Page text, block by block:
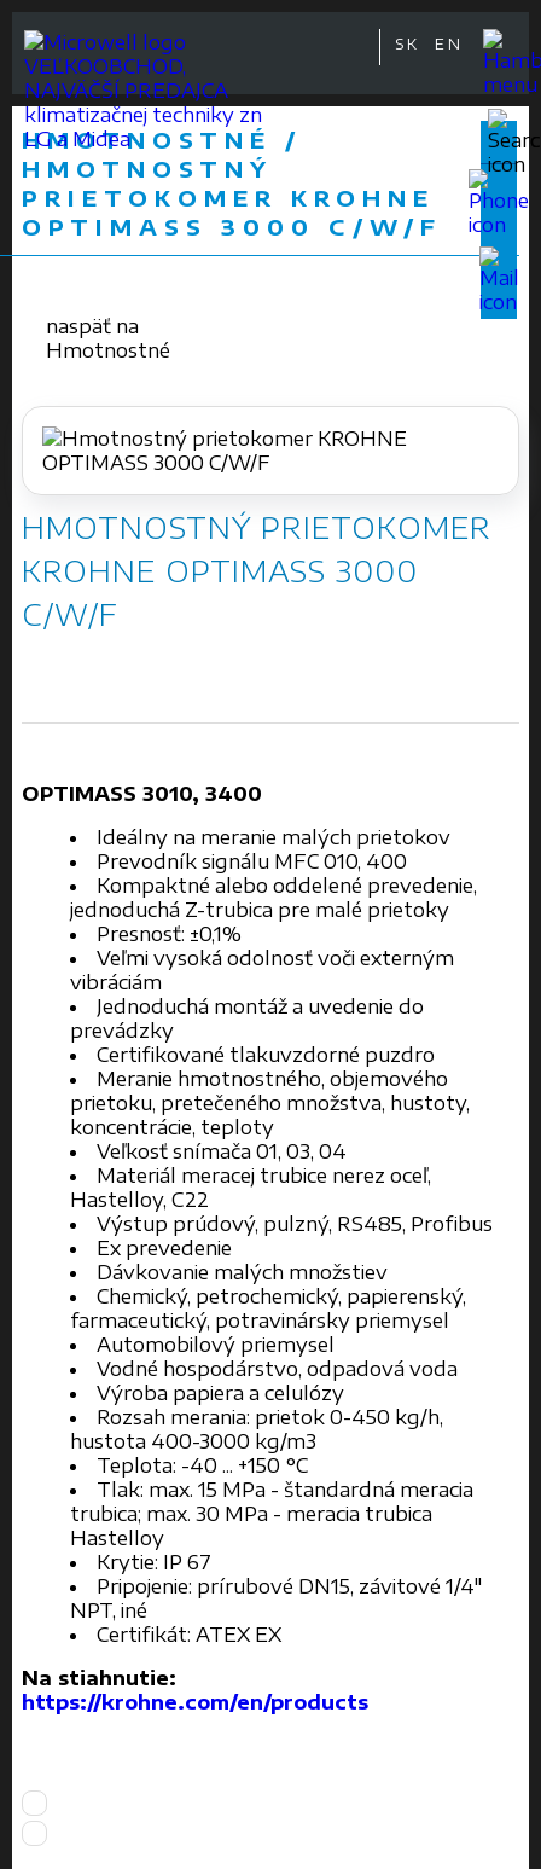
VEĽKOOBCHOD,
NAJVÄČŠÍ PREDAJCA
klimatizačnej techniky zn
LG a Midea
SK EN
HMOTNOSTNÉ /
HMOTNOSTNÝ
PRIETOKOMER KROHNE
OPTIMASS 3000 C/W/F
naspäť na
Hmotnostné
HMOTNOSTNÝ PRIETOKOMER
KROHNE OPTIMASS 3000
C/W/F
OPTIMASS 3010, 3400
Ideálny na meranie malých prietokov
Prevodník signálu MFC 010, 400
Kompaktné alebo oddelené prevedenie,
jednoduchá Z-trubica pre malé prietoky
Presnosť: ±0,1%
Veľmi vysoká odolnosť voči externým
vibráciám
Jednoduchá montáž a uvedenie do
prevádzky
Certifikované tlakuvzdorné puzdro
Meranie hmotnostného, objemového
prietoku, pretečeného množstva, hustoty,
koncentrácie, teploty
Veľkosť snímača 01, 03, 04
Materiál meracej trubice nerez oceľ,
Hastelloy, C22
Výstup prúdový, pulzný, RS485, Profibus
Ex prevedenie
Dávkovanie malých množstiev
Chemický, petrochemický, papierenský,
farmaceutický, potravinársky priemysel
Automobilový priemysel
Vodné hospodárstvo, odpadová voda
Výroba papiera a celulózy
Rozsah merania: prietok 0-450 kg/h,
hustota 400-3000 kg/m3
Teplota: -40 ... +150 °C
Tlak: max. 15 MPa - štandardná meracia
trubica; max. 30 MPa - meracia trubica
Hastelloy
Krytie: IP 67
Pripojenie: prírubové DN15, závitové 1/4"
NPT, iné
Certifikát: ATEX EX
Na stiahnutie:
https://krohne.com/en/products